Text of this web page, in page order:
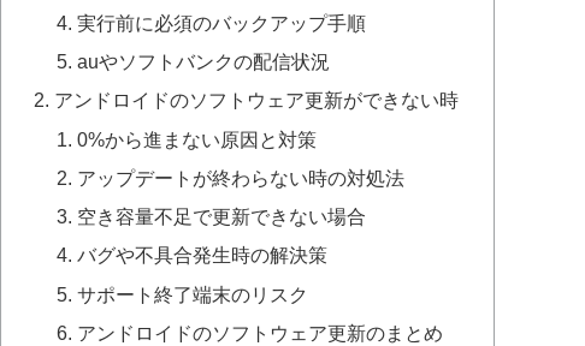
実行前に必須のバックアップ手順
auやソフトバンクの配信状況
アンドロイドのソフトウェア更新ができない時
0%から進まない原因と対策
アップデートが終わらない時の対処法
空き容量不足で更新できない場合
バグや不具合発生時の解決策
サポート終了端末のリスク
アンドロイドのソフトウェア更新のまとめ